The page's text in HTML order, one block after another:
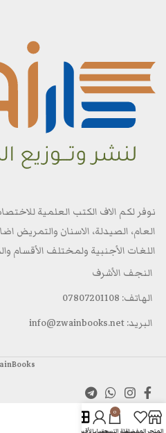
نوفر لكم الاف الكتب العلمية
العام، الصيدلة، الاسنان والتمريض
اللغات الأجنبية ولمختلف الأقسام
النجف الأشرف
الهاتف: 07807201108
البريد: info@zwainbooks.net
0